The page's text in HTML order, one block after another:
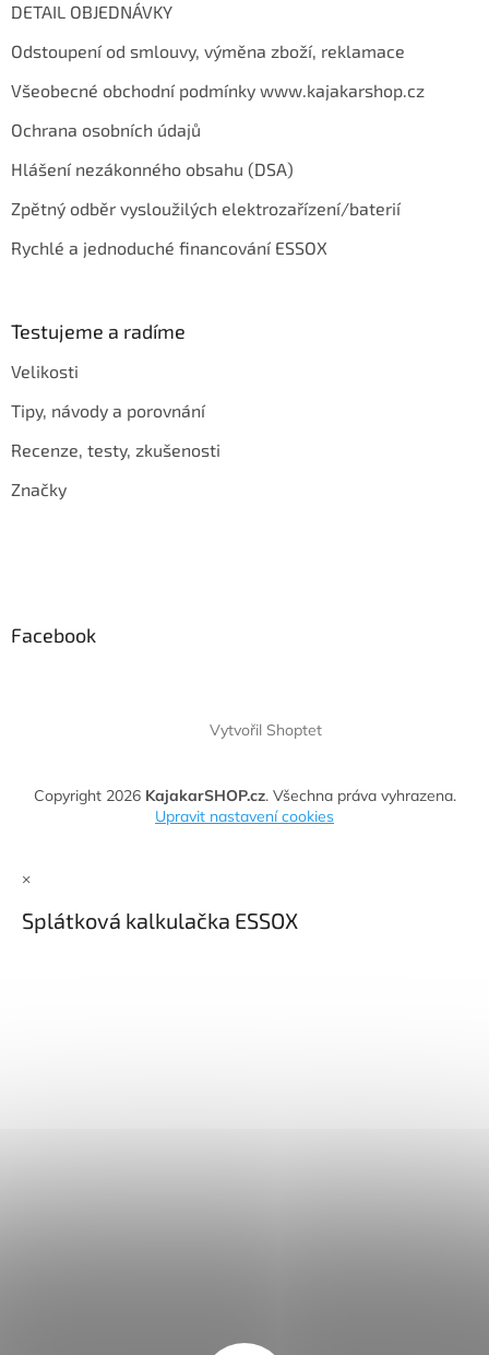
DETAIL OBJEDNÁVKY
Odstoupení od smlouvy, výměna zboží, reklamace
Všeobecné obchodní podmínky www.kajakarshop.cz
Ochrana osobních údajů
Hlášení nezákonného obsahu (DSA)
Zpětný odběr vysloužilých elektrozařízení/baterií
Rychlé a jednoduché financování ESSOX
Testujeme a radíme
Velikosti
Tipy, návody a porovnání
Recenze, testy, zkušenosti
Značky
Facebook
Vytvořil Shoptet
Copyright 2026 KajakarSHOP.cz. Všechna práva vyhrazena.
Upravit nastavení cookies
×
Splátková kalkulačka ESSOX